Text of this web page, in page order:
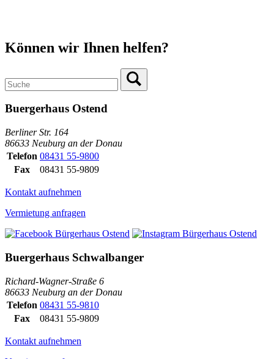
Können wir Ihnen helfen?
Buergerhaus Ostend
Berliner Str. 164
86633 Neuburg an der Donau
Telefon 08431 55-9800
Fax
08431 55-9809
Kontakt aufnehmen
Vermietung anfragen
Buergerhaus Schwalbanger
Richard-Wagner-Straße 6
86633 Neuburg an der Donau
Telefon 08431 55-9810
Fax
08431 55-9809
Kontakt aufnehmen